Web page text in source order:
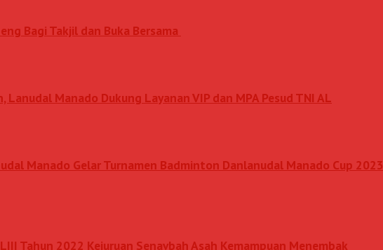
Bagi Takjil dan Buka Bersama
Lanudal Manado Dukung Layanan VIP dan MPA Pesud TNI AL
Manado Gelar Turnamen Badminton Danlanudal Manado Cup 2023
Tahun 2022 Kejuruan Senavbah Asah Kemampuan Menembak